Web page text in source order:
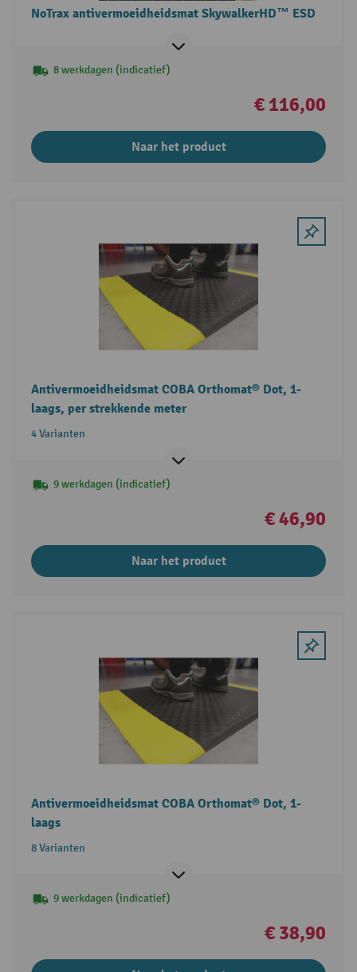
NoTrax antivermoeidheidsmat SkywalkerHD™ ESD
8 werkdagen (indicatief)
€ 116,00
Naar het product
Antivermoeidheidsmat COBA Orthomat® Dot, 1-
laags, per strekkende meter
4 Varianten
9 werkdagen (indicatief)
€ 46,90
Naar het product
Antivermoeidheidsmat COBA Orthomat® Dot, 1-
laags
8 Varianten
9 werkdagen (indicatief)
€ 38,90